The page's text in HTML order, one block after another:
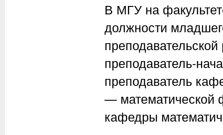
В МГУ на
должности
преподаватель-
преподаватель
— математической
кафедры